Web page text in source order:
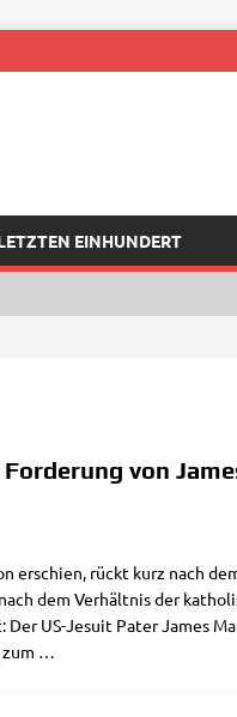
EINHUNDERT
von
erschien, rückt kurz nach
dem Ver­hält­nis der
US-Jesu­it Pater James
…